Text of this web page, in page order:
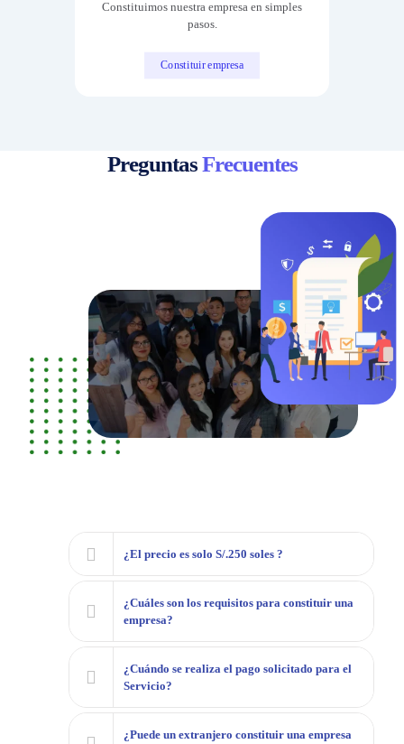
Constituimos nuestra empresa en simples
pasos.
Constituir empresa
PreguntasFrecuentes
¿El precio es solo S/.250 soles ?
¿Cuáles son los requisitos para constituir una
empresa?
¿Cuándo se realiza el pago solicitado para el
Servicio?
¿Puede un extranjero constituir una empresa